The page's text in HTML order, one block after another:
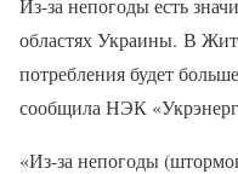
областях Украины. В
потребления будет
сообщила НЭК
«Из-за непогоды